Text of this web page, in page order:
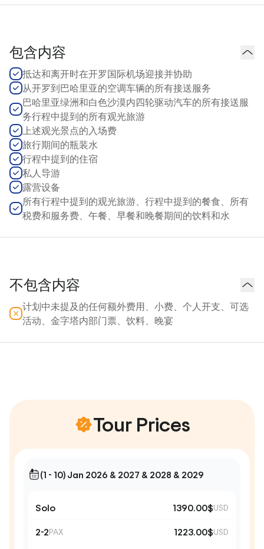
包含内容
抵达和离开时在开罗国际机场迎接并协助
从开罗到巴哈里亚的空调车辆的所有接送服务
巴哈里亚绿洲和白色沙漠内四轮驱动汽车的所有接送服
务行程中提到的所有观光旅游
上述观光景点的入场费
旅行期间的瓶装水
行程中提到的住宿
私人导游
露营设备
所有行程中提到的观光旅游、行程中提到的餐食、所有
税费和服务费、午餐、早餐和晚餐期间的饮料和水
不包含内容
计划中未提及的任何额外费用、小费、个人开支、可选
活动、金字塔内部门票、饮料、晚宴
Tour Prices
(1 - 10) Jan 2026 & 2027 & 2028 & 2029
Solo 1390.00$USD
2-2PAX 1223.00$USD